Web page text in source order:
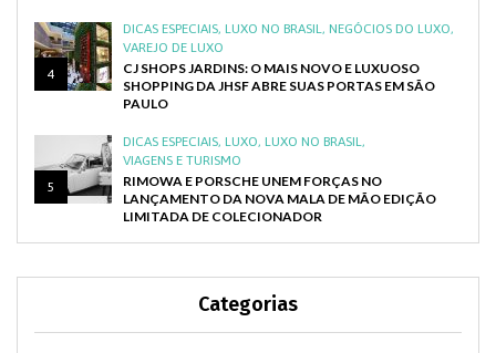
4
DICAS ESPECIAIS, LUXO NO BRASIL, NEGÓCIOS DO LUXO,
VAREJO DE LUXO
CJ SHOPS JARDINS: O MAIS NOVO E LUXUOSO
SHOPPING DA JHSF ABRE SUAS PORTAS EM SÃO
PAULO
5
DICAS ESPECIAIS, LUXO, LUXO NO BRASIL,
VIAGENS E TURISMO
RIMOWA E PORSCHE UNEM FORÇAS NO
LANÇAMENTO DA NOVA MALA DE MÃO EDIÇÃO
LIMITADA DE COLECIONADOR
Categorias